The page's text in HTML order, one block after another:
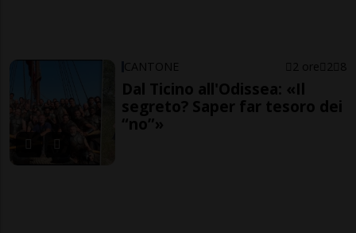
CANTONE 2 ore 2 8
Dal Ticino all'Odissea: «Il
segreto? Saper far tesoro dei
“no”»